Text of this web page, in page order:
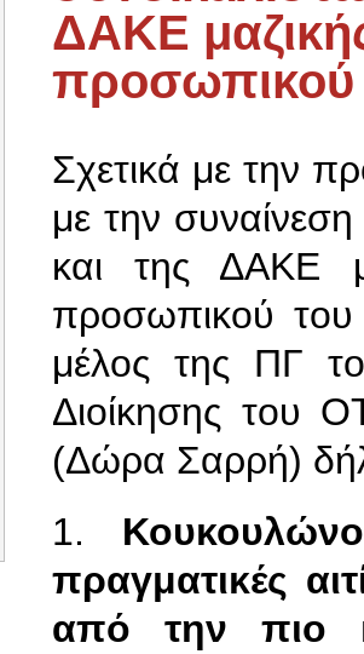
ΔΑΚΕ
προσωπικού
Σχετικά με την
με την
και της ΔΑΚΕ
προσωπικού
μέλος της ΠΓ
Διοίκησης του
(Δώρα Σαρρή)
1.
πραγματικές
από την πιο